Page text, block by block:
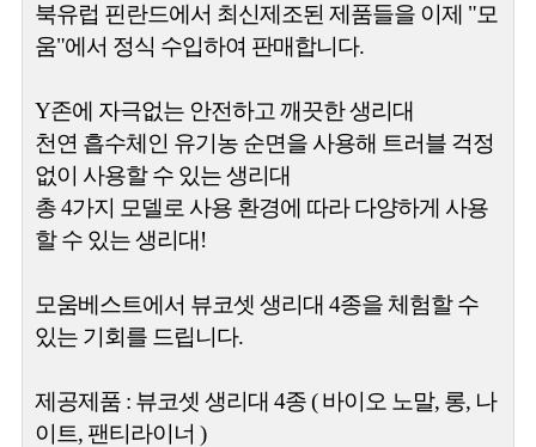
북유럽 핀란드에서 최신제조된 제품들을 이제 "모
움"에서 정식 수입하여 판매합니다.
Y존에 자극없는 안전하고 깨끗한 생리대
천연 흡수체인 유기농 순면을 사용해 트러블 걱정
없이 사용할 수 있는 생리대
총 4가지 모델로 사용 환경에 따라 다양하게 사용
할 수 있는 생리대!
모움베스트에서 뷰코셋 생리대 4종을 체험할 수
있는 기회를 드립니다.
제공제품 : 뷰코셋 생리대 4종 ( 바이오 노말, 롱, 나
이트, 팬티라이너 )